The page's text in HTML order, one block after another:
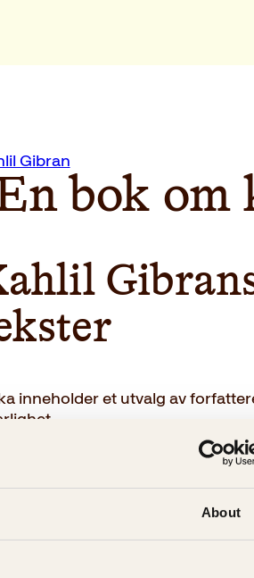
About
Gibran
bok
inneholder et utvalg av
pris
pris